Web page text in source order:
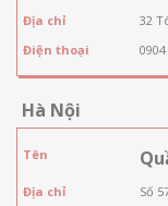
Địa chỉ
32
Điện thoại
Hà Nội
Tên
Địa chỉ
Số